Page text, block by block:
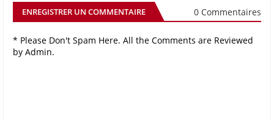
ENREGISTRER UN COMMENTAIRE 0 Commentaires
* Please Don't Spam Here. All the Comments are Reviewed
by Admin.